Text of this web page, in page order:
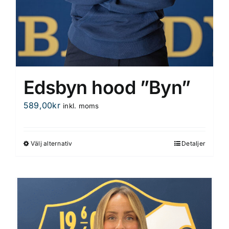
Edsbyn hood ”Byn”
589,00kr inkl. moms
Välj alternativDen
flera
varianter.
Detaljer